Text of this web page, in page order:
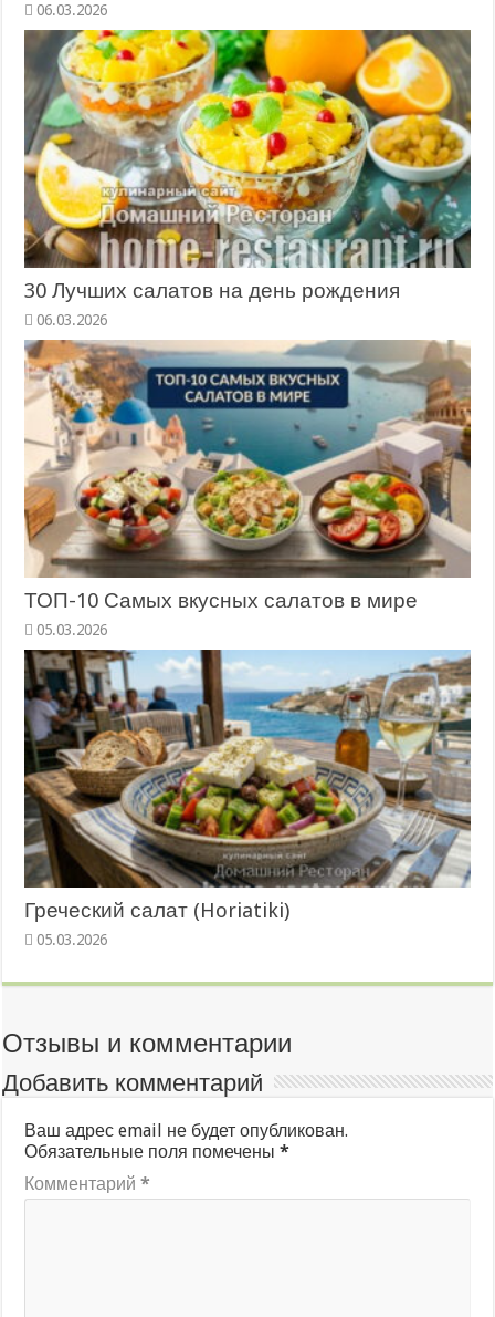
06.03.2026
30 Лучших салатов на день рождения
06.03.2026
ТОП-10 Самых вкусных салатов в мире
05.03.2026
Греческий салат (Horiatiki)
05.03.2026
Отзывы и комментарии
Добавить комментарий
Ваш адрес email не будет опубликован.
Обязательные поля помечены*
Комментарий*